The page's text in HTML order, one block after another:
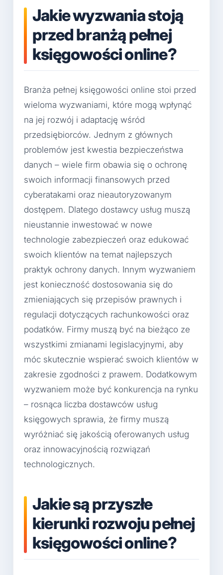
Jakie wyzwania stoją
przed branżą pełnej
księgowości online?
Branża pełnej księgowości online stoi przed
wieloma wyzwaniami, które mogą wpłynąć
na jej rozwój i adaptację wśród
przedsiębiorców. Jednym z głównych
problemów jest kwestia bezpieczeństwa
danych – wiele firm obawia się o ochronę
swoich informacji finansowych przed
cyberatakami oraz nieautoryzowanym
dostępem. Dlatego dostawcy usług muszą
nieustannie inwestować w nowe
technologie zabezpieczeń oraz edukować
swoich klientów na temat najlepszych
praktyk ochrony danych. Innym wyzwaniem
jest konieczność dostosowania się do
zmieniających się przepisów prawnych i
regulacji dotyczących rachunkowości oraz
podatków. Firmy muszą być na bieżąco ze
wszystkimi zmianami legislacyjnymi, aby
móc skutecznie wspierać swoich klientów w
zakresie zgodności z prawem. Dodatkowym
wyzwaniem może być konkurencja na rynku
– rosnąca liczba dostawców usług
księgowych sprawia, że firmy muszą
wyróżniać się jakością oferowanych usług
oraz innowacyjnością rozwiązań
technologicznych.
Jakie są przyszłe
kierunki rozwoju pełnej
księgowości online?